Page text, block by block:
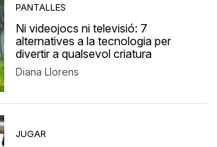
PANTALLES
Ni videojocs ni televisió: 7
alternatives a la tecnologia per
divertir a qualsevol criatura
Diana Llorens
JUGAR